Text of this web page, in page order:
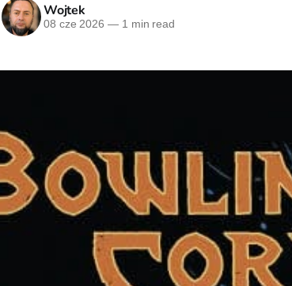
Wojtek
08 cze 2026 —1 min read